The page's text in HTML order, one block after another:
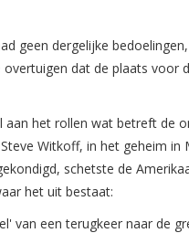
geen dergelijke
dat de plaats voor
het rollen wat betreft de
Witkoff, in het geheim
schetste de
het uit bestaat:
van een terugkeer naar de